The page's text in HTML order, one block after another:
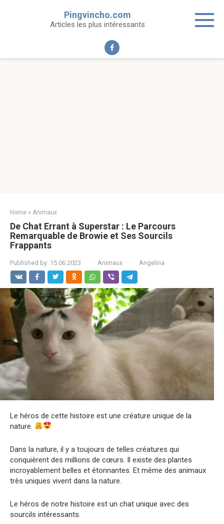
Pingvincho.com
Articles les plus intéressants
Home » Animaux
De Chat Errant à Superstar : Le Parcours
Remarquable de Browie et Ses Sourcils
Frappants
Published by: 15.06.2023 Animaux Angelina
Le héros de cette histoire est une créature unique de la
nature.
Dans la nature, il y a toujours de telles créatures qui
conquièrent des millions de cœurs. Il existe des plantes
incroyablement belles et étonnantes. Et même des animaux
très uniques vivent dans la nature.
Le héros de notre histoire est un chat unique avec des
sourcils intéressants.